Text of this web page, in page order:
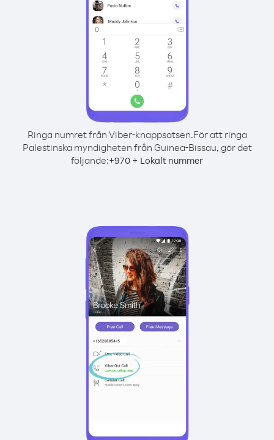
Ringa numret från Viber-knappsatsen.För att ringa
Palestinska myndigheten från Guinea-Bissau, gör det
följande:+970 + Lokalt nummer